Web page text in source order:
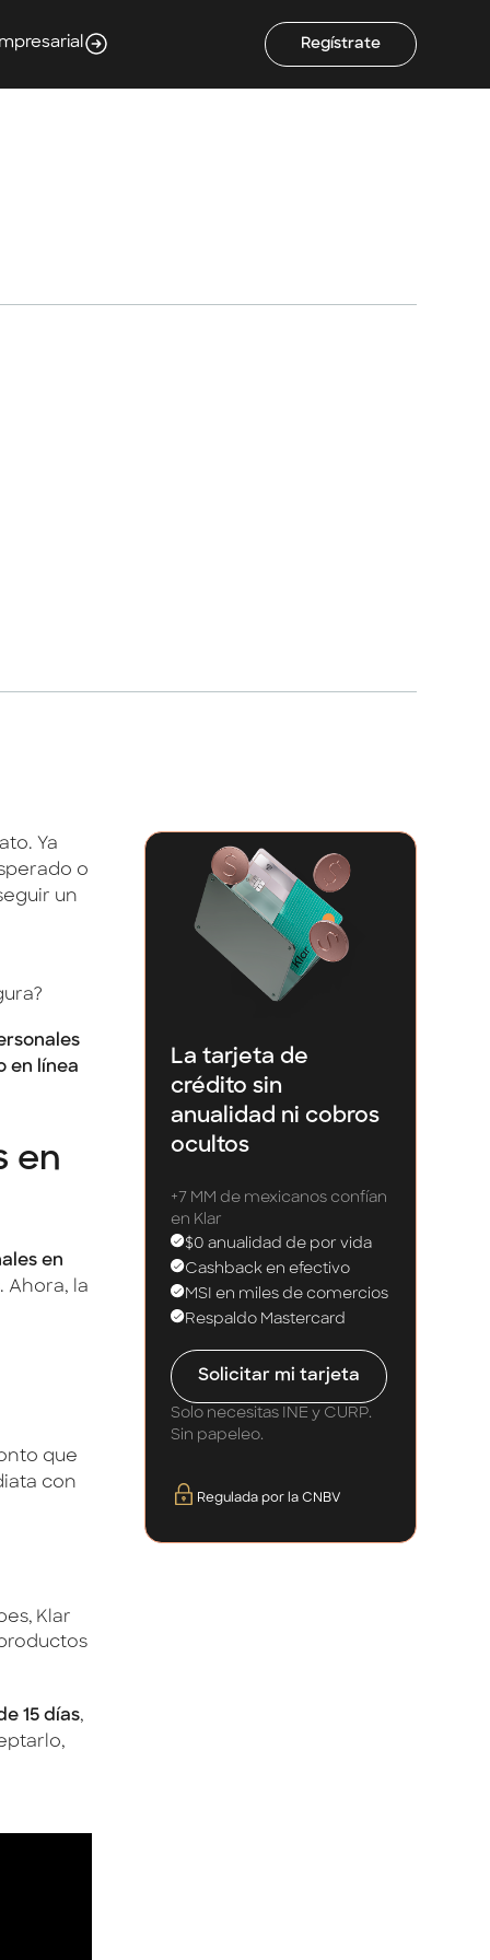
Regístrate
Ya
o
un
en línea
en
en
Ahora, la
que
con
Klar
15 días,
La tarjeta de
crédito sin
anualidad ni cobros
ocultos
+7 MM de mexicanos confían
en Klar
$0 anualidad de por vida
Cashback en efectivo
MSI en miles de comercios
Respaldo Mastercard
Solicitar mi tarjeta
Solo necesitas INE y CURP.
Sin papeleo.
Regulada por la CNBV